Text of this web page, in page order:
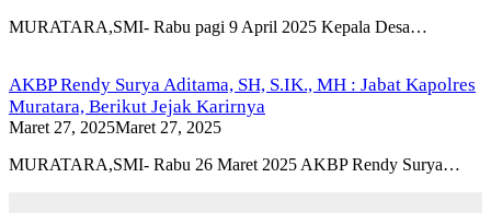
MURATARA,SMI- Rabu pagi 9 April 2025 Kepala Desa…
AKBP Rendy Surya Aditama, SH, S.IK., MH : Jabat Kapolres
Muratara, Berikut Jejak Karirnya
Maret 27, 2025Maret 27, 2025
MURATARA,SMI- Rabu 26 Maret 2025 AKBP Rendy Surya…